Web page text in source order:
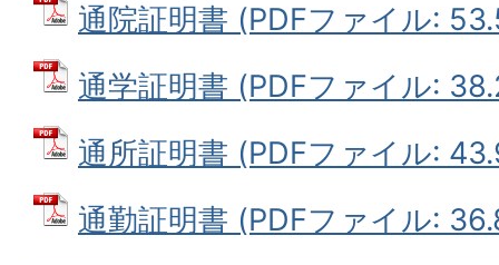
通院証明書 (PDFファイル:
通学証明書 (PDFファイル:
通所証明書 (PDFファイル:
通勤証明書 (PDFファイル: